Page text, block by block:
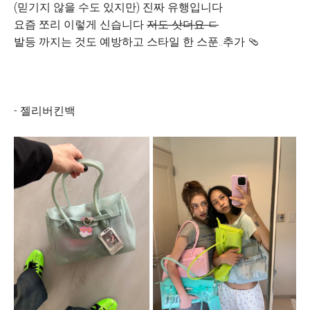
(믿기지 않을 수도 있지만) 진짜 유행입니다
요즘 쪼리 이렇게 신습니다 저도 삿더요 ㄷ
발등 까지는 것도 예방하고 스타일 한 스푼..추가 🩴
- 젤리버킨백